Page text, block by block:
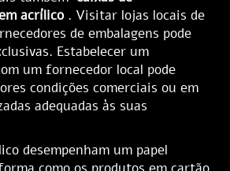
acrílico . Visitar lojas locais de
de embalagens pode
Estabelecer um
um fornecedor local pode
condições comerciais ou em
adequadas às suas
desempenham um papel